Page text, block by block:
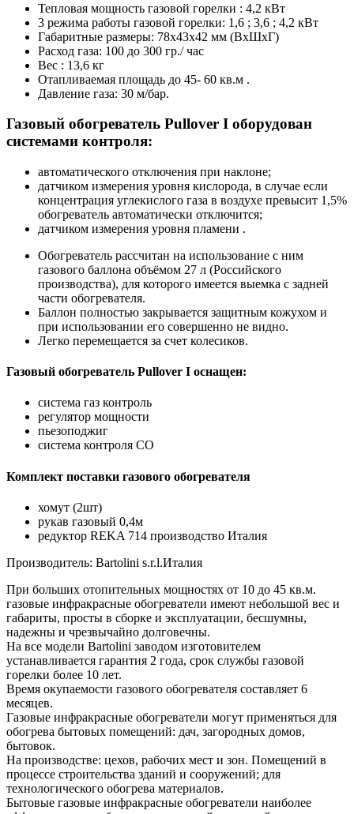
Тепловая мощность газовой горелки : 4,2 кВт
3 режима работы газовой горелки: 1,6 ; 3,6 ; 4,2 кВт
Габаритные размеры: 78x43x42 мм (ВxШxГ)
Расход газа: 100 до 300 гр./ час
Вес : 13,6 кг
Отапливаемая площадь до 45- 60 кв.м .
Давление газа: 30 м/бар.
Газовый обогреватель Pullover I оборудован
системами контроля:
автоматического отключения при наклоне;
датчиком измерения уровня кислорода, в случае если
концентрация углекислого газа в воздухе превысит 1,5%
обогреватель автоматически отключится;
датчиком измерения уровня пламени .
Обогреватель рассчитан на использование с ним
газового баллона объёмом 27 л (Российского
производства), для которого имеется выемка с задней
части обогревателя.
Баллон полностью закрывается защитным кожухом и
при использовании его совершенно не видно.
Легко перемещается за счет колесиков.
Газовый обогреватель Pullover I оснащен:
система газ контроль
регулятор мощности
пьезоподжиг
система контроля СО
Комплект поставки газового обогревателя
хомут (2шт)
рукав газовый 0,4м
редуктор REKA 714 производство Италия
Производитель: Bartolini s.r.l.Италия
При больших отопительных мощностях от 10 до 45 кв.м.
газовые инфракрасные обогреватели имеют небольшой вес и
габариты, просты в сборке и эксплуатации, бесшумны,
надежны и чрезвычайно долговечны.
На все модели Bartolini заводом изготовителем
устанавливается гарантия 2 года, срок службы газовой
горелки более 10 лет.
Время окупаемости газового обогревателя составляет 6
месяцев.
Газовые инфракрасные обогреватели могут применяться для
обогрева бытовых помещений: дач, загородных домов,
бытовок.
На производстве: цехов, рабочих мест и зон. Помещений в
процессе строительства зданий и сооружений; для
технологического обогрева материалов.
Бытовые газовые инфракрасные обогреватели наиболее